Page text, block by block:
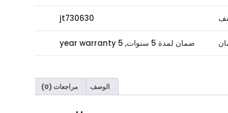
jt730630
ضمان لمدة 5 سنوات, 5 year warranty
الوصف مراجعات (0)